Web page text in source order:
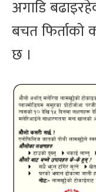
अगाडि
बचत फिर्ताको
छ ।